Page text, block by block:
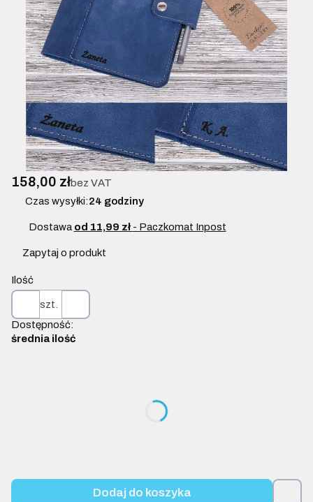
Cena
158,00 złbez VAT
Czas wysyłki:24 godziny
Dostawa od 11,99 zł- Paczkomat Inpost
Zapytaj o produkt
Ilość
szt.
Dostępność:
średnia ilość
Dodaj do koszyka